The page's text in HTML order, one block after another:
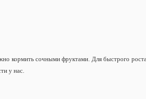
сочными фруктами. Для быстрого роста
у нас.